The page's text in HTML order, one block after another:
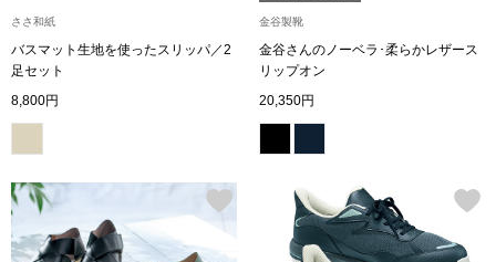
サンダル
その他
ささ和紙
バスマット生地を使ったスリッパ／2
足セット
8,800円
金谷製靴
金谷さんのノーベラ･柔らかレザース
リップオン
20,350円